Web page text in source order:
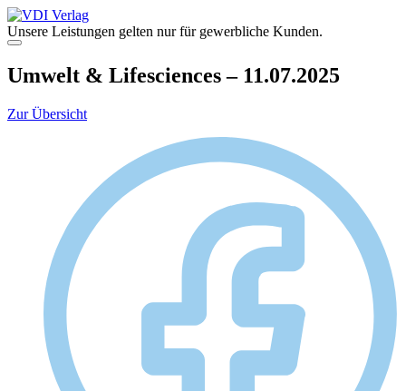
Zum
Inhalt
springen
Unsere Leistungen gelten nur für gewerbliche Kunden.
Menü
Umwelt & Lifesciences – 11.07.2025
Zur Übersicht